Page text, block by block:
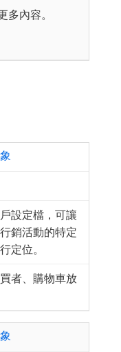
多內容。
設定檔，可讓
銷活動的特定
定位。
者、購物車放